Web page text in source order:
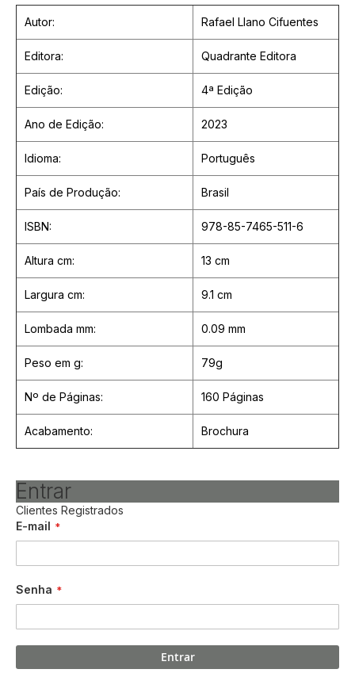
Autor: Rafael Llano Cifuentes
Editora: Quadrante Editora
Edição: 4ª Edição
Ano de Edição: 2023
Idioma: Português
País de Produção: Brasil
ISBN: 978-85-7465-511-6
Altura cm: 13 cm
Largura cm: 9.1 cm
Lombada mm: 0.09 mm
Peso em g: 79g
Nº de Páginas: 160 Páginas
Acabamento: Brochura
Entrar
Clientes Registrados
E-mail
Senha
Entrar